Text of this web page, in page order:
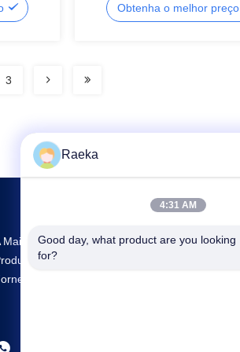
Obtenha o melhor preço
3
Maior Pesquisa E Desenvolvimento E
Rotary Vane Vacuum Pump
Na China
Raeka
4:31 AM
Good day, what product are you looking
for?